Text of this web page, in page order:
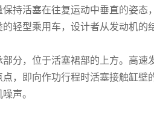
活塞在往复运动中垂直的姿态
型乘用车，设计者从发动机的
，位于活塞裙部的上方。高速
，即向作功行程时活塞接触缸壁
声。